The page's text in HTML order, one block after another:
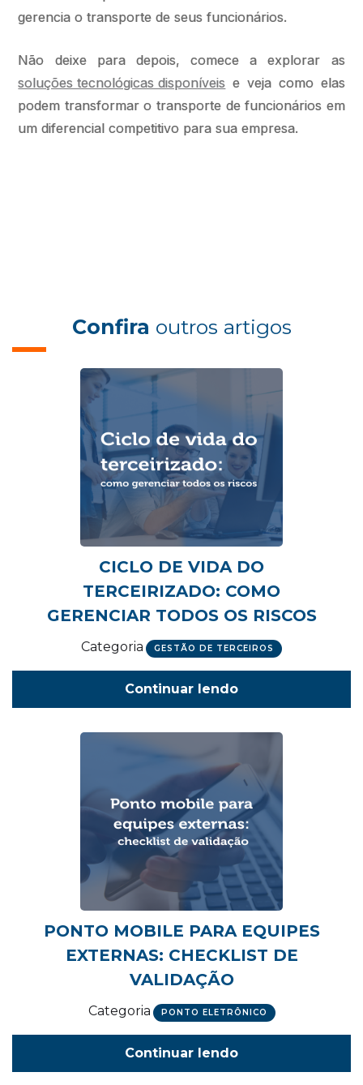
gerencia o transporte de seus funcionários.
Não deixe para depois, comece a explorar as
soluções tecnológicas disponíveis e veja como elas
podem transformar o transporte de funcionários em
um diferencial competitivo para sua empresa.
Confira outros artigos
CICLO DE VIDA DO
TERCEIRIZADO: COMO
GERENCIAR TODOS OS RISCOS
Categoria GESTÃO DE TERCEIROS
Continuar lendo
PONTO MOBILE PARA EQUIPES
EXTERNAS: CHECKLIST DE
VALIDAÇÃO
Categoria PONTO ELETRÔNICO
Continuar lendo